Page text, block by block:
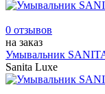
0 отзывов
на заказ
Умывальник
Sanita Luxe